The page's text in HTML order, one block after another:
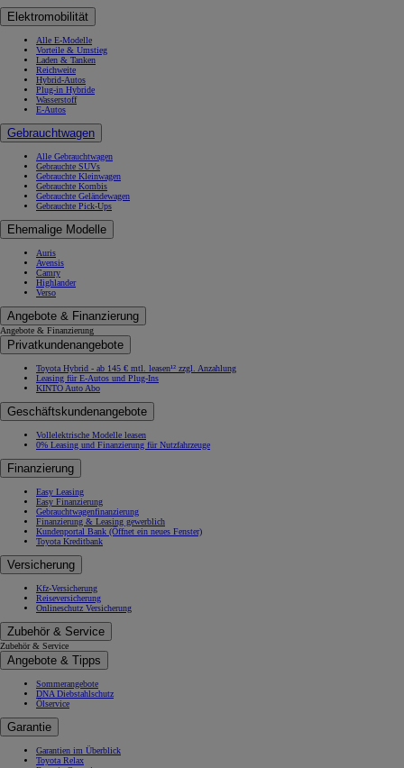
Elektromobilität
Alle E-Modelle
Vorteile & Umstieg
Laden & Tanken
Reichweite
Hybrid-Autos
Plug-in Hybride
Wasserstoff
E-Autos
Gebrauchtwagen
Alle Gebrauchtwagen
Gebrauchte SUVs
Gebrauchte Kleinwagen
Gebrauchte Kombis
Gebrauchte Geländewagen
Gebrauchte Pick-Ups
Ehemalige Modelle
Auris
Avensis
Camry
Highlander
Verso
Angebote & Finanzierung
Angebote & Finanzierung
Privatkundenangebote
Toyota Hybrid - ab 145 € mtl. leasen¹² zzgl. Anzahlung
Leasing für E-Autos und Plug-Ins
KINTO Auto Abo
Geschäftskundenangebote
Vollelektrische Modelle leasen
0% Leasing und Finanzierung für Nutzfahrzeuge
Finanzierung
Easy Leasing
Easy Finanzierung
Gebrauchtwagenfinanzierung
Finanzierung & Leasing gewerblich
Kundenportal Bank (Öffnet ein neues Fenster)
Toyota Kreditbank
Versicherung
Kfz-Versicherung
Reiseversicherung
Onlineschutz Versicherung
Zubehör & Service
Zubehör & Service
Angebote & Tipps
Sommerangebote
DNA Diebstahlschutz
Ölservice
Garantie
Garantien im Überblick
Toyota Relax